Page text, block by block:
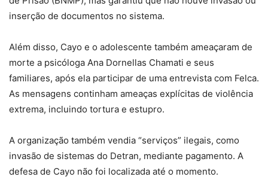
inserção de documentos no sistema.
Além disso, Cayo e o adolescente também ameaçaram de
morte a psicóloga Ana Dornellas Chamati e seus
familiares, após ela participar de uma entrevista com Felca.
As mensagens continham ameaças explícitas de violência
extrema, incluindo tortura e estupro.
A organização também vendia “serviços” ilegais, como
invasão de sistemas do Detran, mediante pagamento. A
defesa de Cayo não foi localizada até o momento.